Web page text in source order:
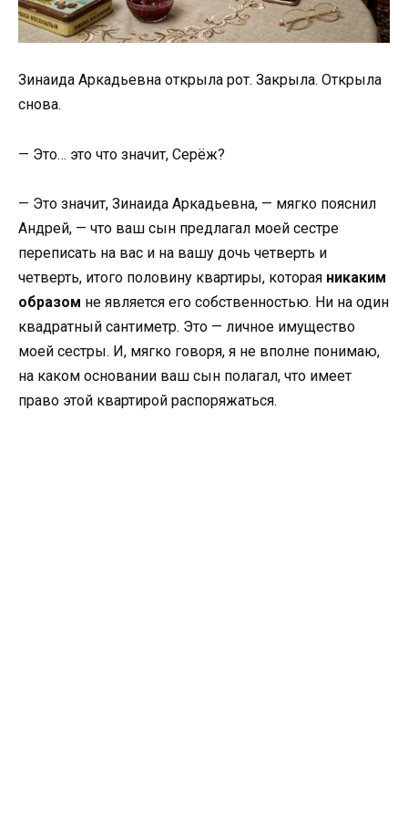
Зинаида Аркадьевна открыла рот. Закрыла. Открыла
снова.
— Это… это что значит, Серёж?
— Это значит, Зинаида Аркадьевна, — мягко пояснил
Андрей, — что ваш сын предлагал моей сестре
переписать на вас и на вашу дочь четверть и
четверть, итого половину квартиры, которая никаким
образом не является его собственностью. Ни на один
квадратный сантиметр. Это — личное имущество
моей сестры. И, мягко говоря, я не вполне понимаю,
на каком основании ваш сын полагал, что имеет
право этой квартирой распоряжаться.